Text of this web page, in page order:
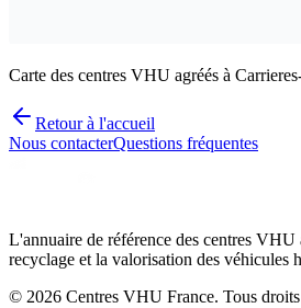
Carte des centres VHU agréés à
Retour à l'accueil
Nous contacterQuestions fréquentes
L'annuaire de référence des centres VHU
recyclage et la valorisation des véhicules
© 2026 Centres VHU France. Tous droits